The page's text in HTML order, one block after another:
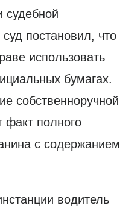
судебной
постановил, что
использовать
бумагах.
собственноручной
факт полного
с содержанием
водитель